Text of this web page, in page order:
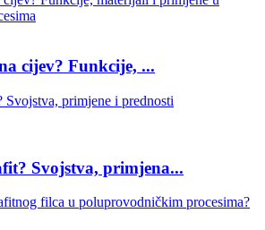
cijev? Funkcije, ...
Svojstva, primjena...